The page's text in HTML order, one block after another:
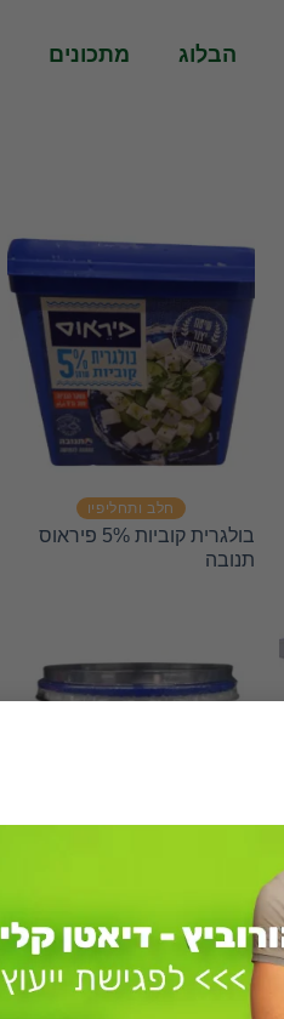
הבלוג מתכונים
חלב ותחליפיו
בולגרית קוביות 5% פיראוס
תנובה
גבינה לבנה תנובה 5%